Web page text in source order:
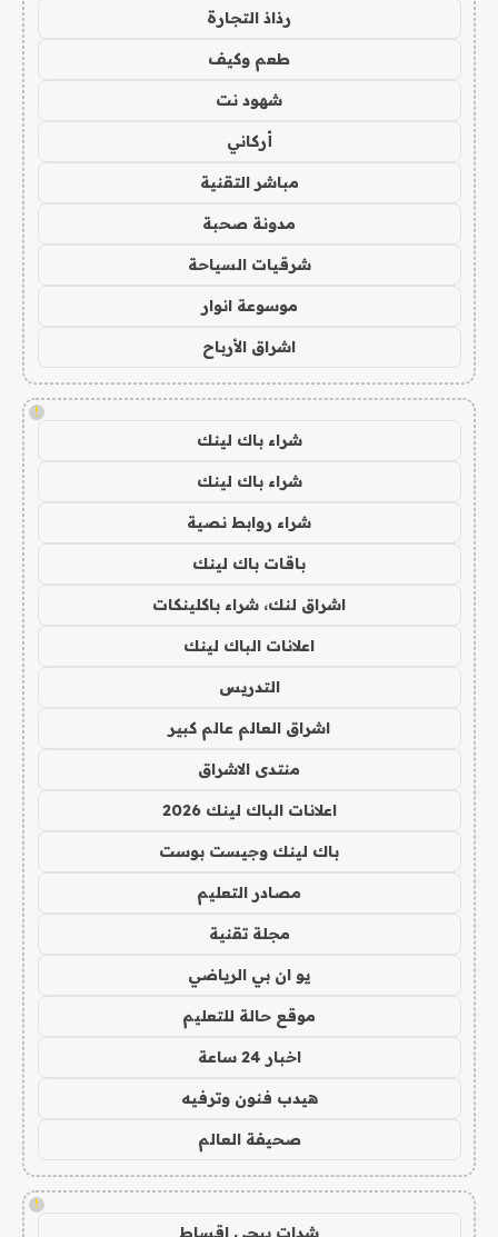
رذاذ التجارة
طعم وكيف
شهود نت
أركاني
مباشر التقنية
مدونة صحبة
شرقيات السياحة
موسوعة انوار
اشراق الأرباح
!
شراء باك لينك
شراء باك لينك
شراء روابط نصية
باقات باك لينك
اشراق لنك، شراء باكلينكات
اعلانات الباك لينك
التدريس
اشراق العالم عالم كبير
منتدى الاشراق
اعلانات الباك لينك 2026
باك لينك وجيست بوست
مصادر التعليم
مجلة تقنية
يو ان بي الرياضي
موقع حالة للتعليم
اخبار 24 ساعة
هيدب فنون وترفيه
صحيفة العالم
!
شدات ببجي اقساط